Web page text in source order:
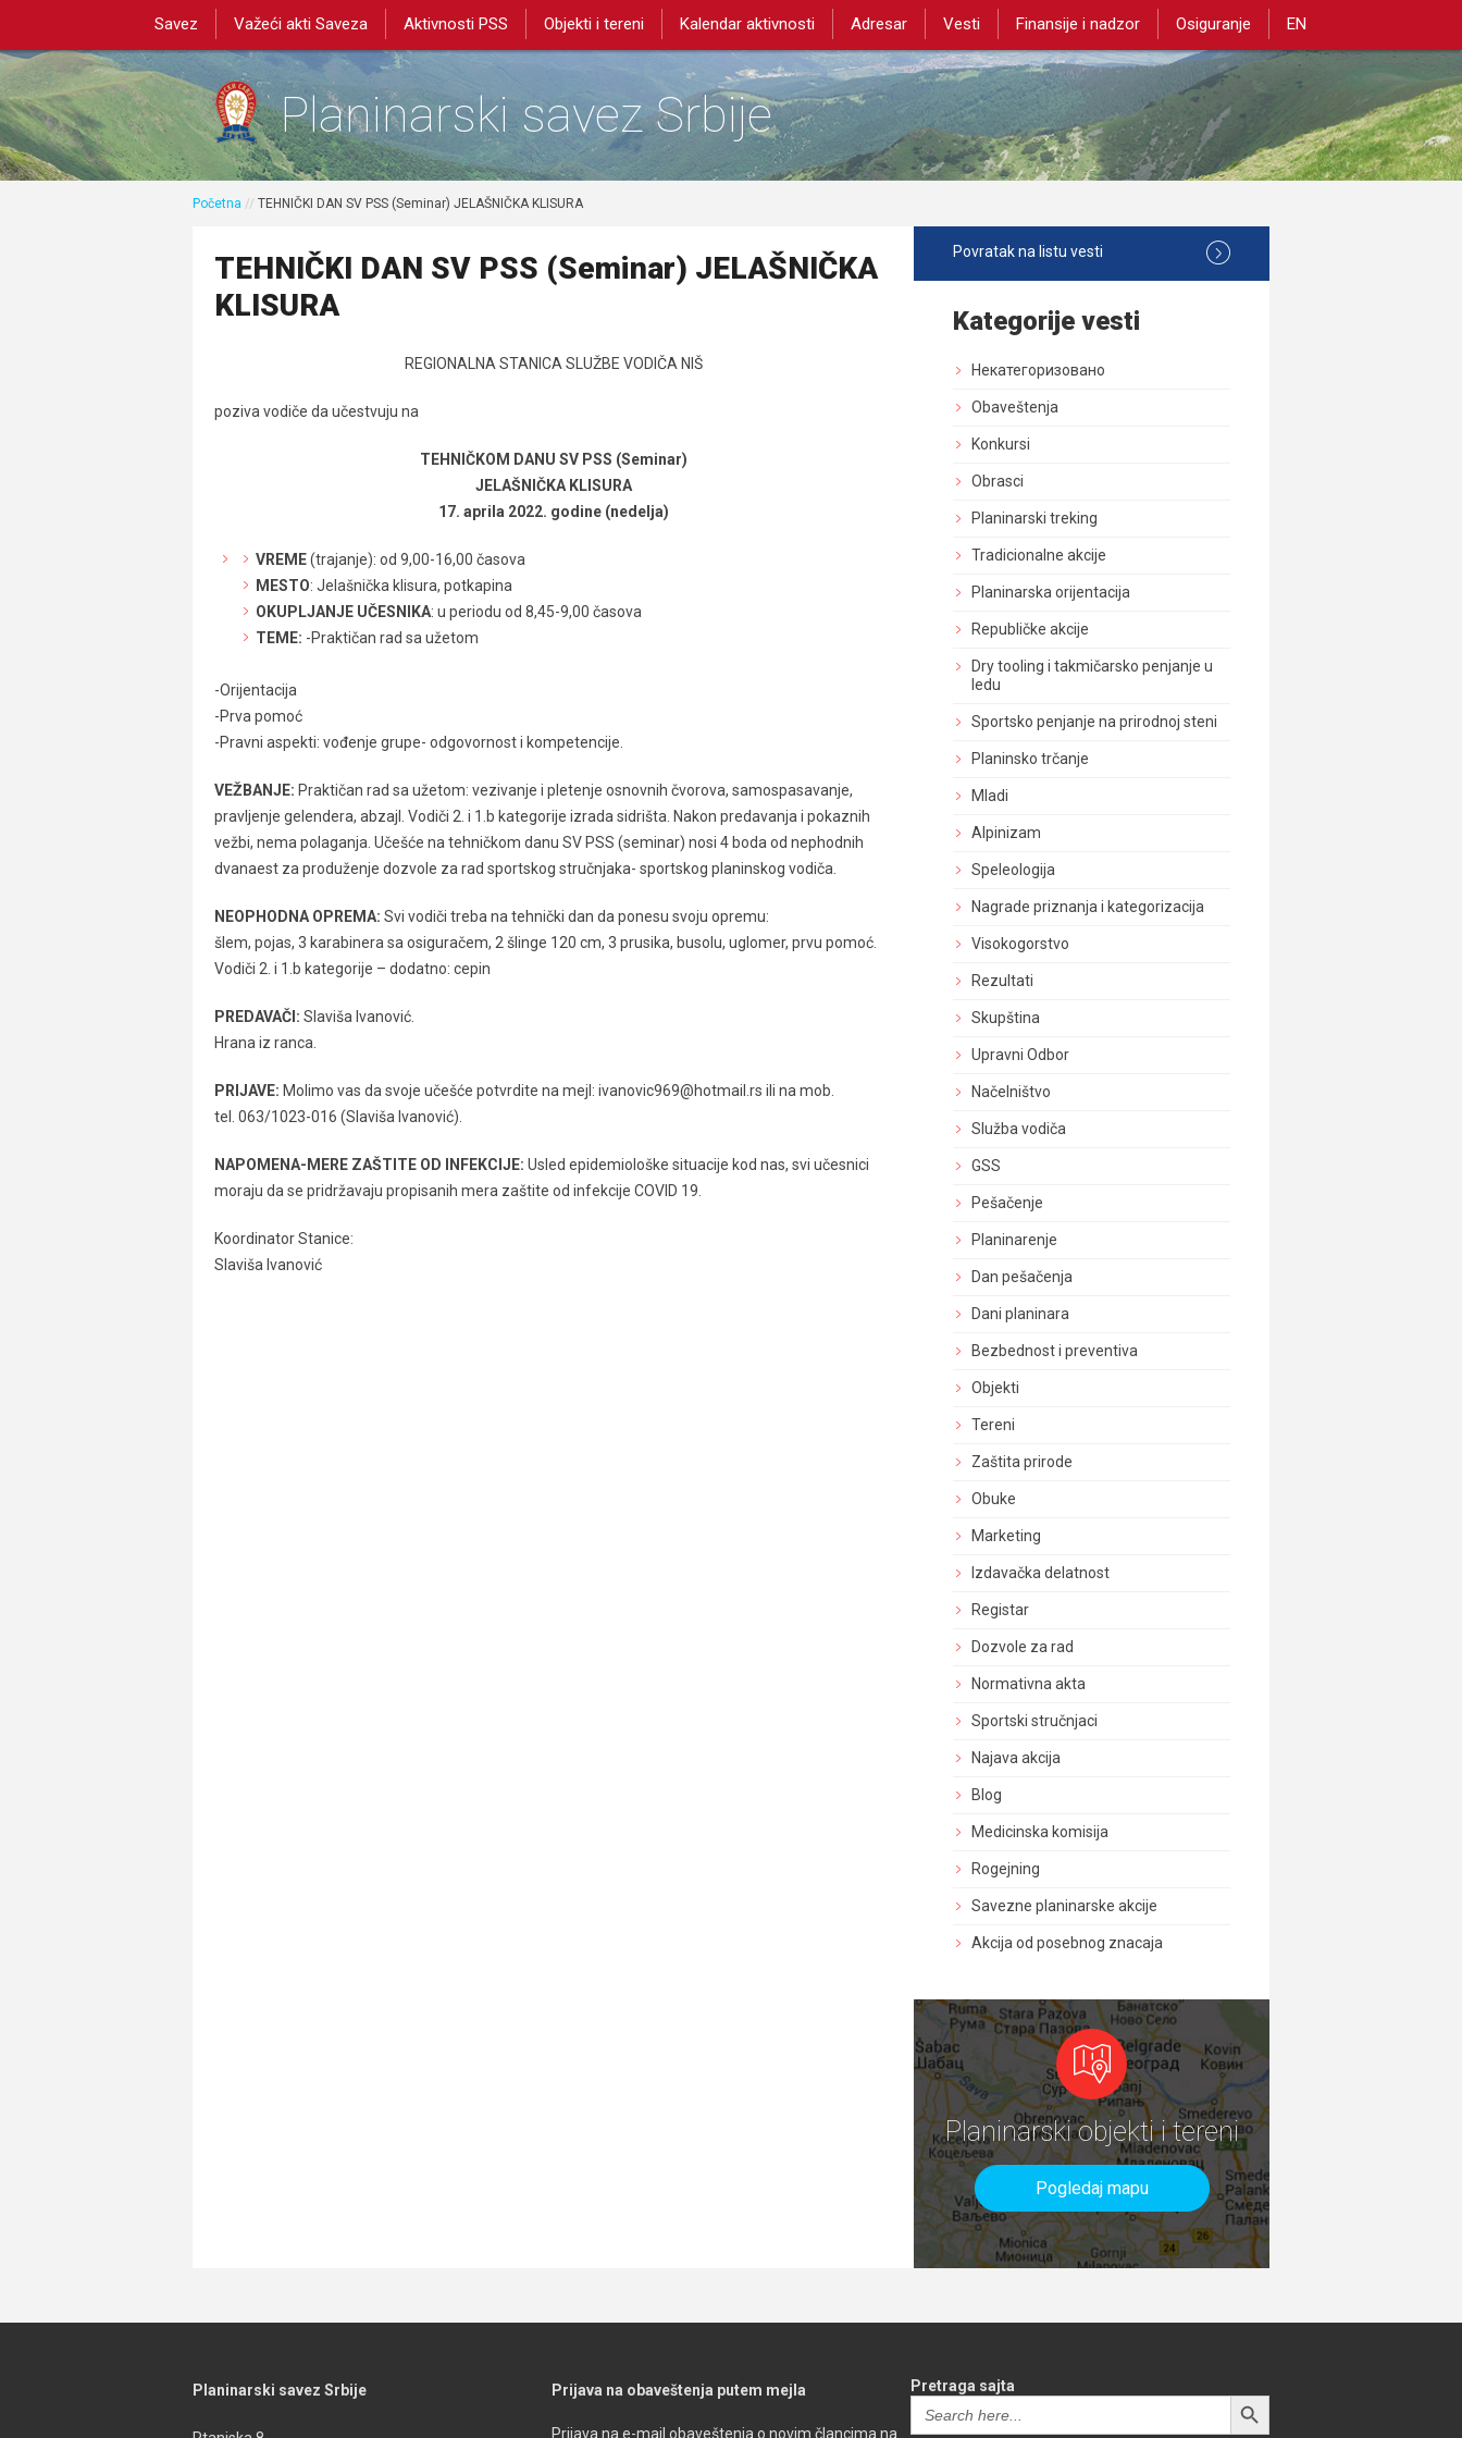
Savez Važeći akti Saveza Aktivnosti PSS Objekti i tereni Kalendar aktivnosti Adresar Vesti Finansije i nadzor Osiguranje EN
Planinarski savez Srbije
Početna // TEHNIČKI DAN SV PSS (Seminar) JELAŠNIČKA KLISURA
TEHNIČKI DAN SV PSS (Seminar) JELAŠNIČKA
KLISURA
REGIONALNA STANICA SLUŽBE VODIČA NIŠ
poziva vodiče da učestvuju na
TEHNIČKOM DANU SV PSS (Seminar)
JELAŠNIČKA KLISURA
17. aprila 2022. godine (nedelja)
VREME(trajanje): od 9,00-16,00 časova
MESTO: Jelašnička klisura, potkapina
OKUPLJANJE UČESNIKA: u periodu od 8,45-9,00 časova
TEME: -Praktičan rad sa užetom
-Orijentacija
-Prva pomoć
-Pravni aspekti: vođenje grupe- odgovornost i kompetencije.
VEŽBANJE: Praktičan rad sa užetom: vezivanje i pletenje osnovnih čvorova, samospasavanje,
pravljenje gelendera, abzajl. Vodiči 2. i 1.b kategorije izrada sidrišta. Nakon predavanja i pokaznih
vežbi, nema polaganja. Učešće na tehničkom danu SV PSS (seminar) nosi 4 boda od nephodnih
dvanaest za produženje dozvole za rad sportskog stručnjaka- sportskog planinskog vodiča.
NEOPHODNA OPREMA: Svi vodiči treba na tehnički dan da ponesu svoju opremu:
šlem, pojas, 3 karabinera sa osiguračem, 2 šlinge 120 cm, 3 prusika, busolu, uglomer, prvu pomoć.
Vodiči 2. i 1.b kategorije – dodatno: cepin
PREDAVAČI: Slaviša Ivanović.
Hrana iz ranca.
PRIJAVE: Molimo vas da svoje učešće potvrdite na mejl: ivanovic969@hotmail.rs ili na mob.
tel. 063/1023-016 (Slaviša Ivanović).
NAPOMENA-MERE ZAŠTITE OD INFEKCIJE: Usled epidemiološke situacije kod nas, svi učesnici
moraju da se pridržavaju propisanih mera zaštite od infekcije COVID 19.
Koordinator Stanice:
Slaviša Ivanović
Povratak na listu vesti
Kategorije vesti
Некатегоризовано
Obaveštenja
Konkursi
Obrasci
Planinarski treking
Tradicionalne akcije
Planinarska orijentacija
Republičke akcije
Dry tooling i takmičarsko penjanje u
ledu
Sportsko penjanje na prirodnoj steni
Planinsko trčanje
Mladi
Alpinizam
Speleologija
Nagrade priznanja i kategorizacija
Visokogorstvo
Rezultati
Skupština
Upravni Odbor
Načelništvo
Služba vodiča
GSS
Pešačenje
Planinarenje
Dan pešačenja
Dani planinara
Bezbednost i preventiva
Objekti
Tereni
Zaštita prirode
Obuke
Marketing
Izdavačka delatnost
Registar
Dozvole za rad
Normativna akta
Sportski stručnjaci
Najava akcija
Blog
Medicinska komisija
Rogejning
Savezne planinarske akcije
Akcija od posebnog znacaja
Planinarski objekti i tereni
Pogledaj mapu
Planinarski savez Srbije Prijava na obaveštenja putem mejla
Prijava na e-mail obaveštenja o novim člancima na
Pretraga sajta
Search
for:
SEARCH BUTTON